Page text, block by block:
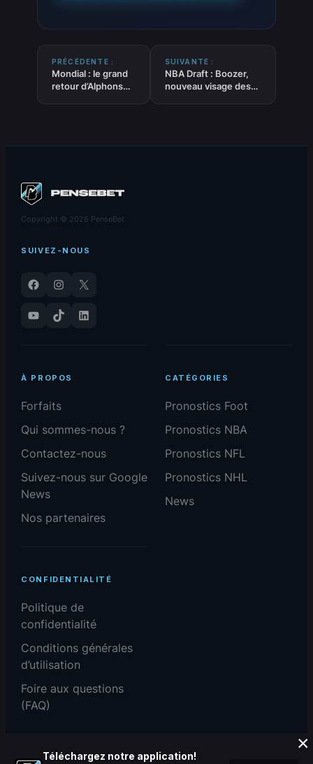
PRÉCÉDENTE :
Mondial : le grand
retour d’Alphonso
SUIVANTE :
NBA Draft : Boozer,
nouveau visage des
Copyright © 2026 PenseBet
SUIVEZ-NOUS
Facebook Instagram
X
YouTube
TikTok LinkedIn
À PROPOS
Forfaits
Qui sommes-nous ?
Contactez-nous
Suivez-nous sur Google
News
Nos partenaires
CATÉGORIES
Pronostics Foot
Pronostics NBA
Pronostics NFL
Pronostics NHL
News
CONFIDENTIALITÉ
Politique de
confidentialité
Conditions générales
d’utilisation
Foire aux questions
(FAQ)
Téléchargez notre application!
×